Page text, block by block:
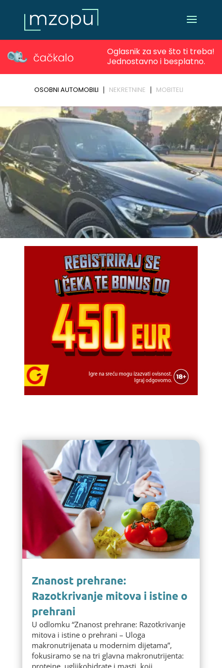
Znanost prehrane:
Razotkrivanje mitova i istine o
prehrani
U odlomku “Znanost prehrane: Razotkrivanje
mitova i istine o prehrani – Uloga
makronutrijenata u modernim dijetama”,
fokusiramo se na tri glavna makronutrijenta: